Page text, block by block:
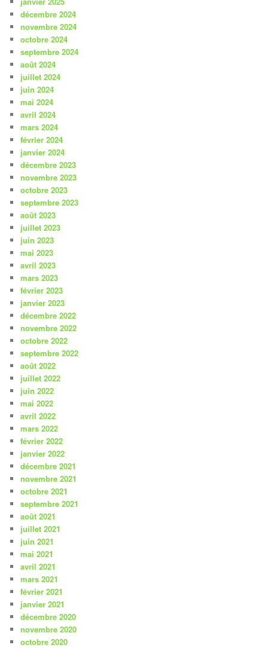
décembre 2024
novembre 2024
octobre 2024
septembre 2024
août 2024
juillet 2024
juin 2024
mai 2024
avril 2024
mars 2024
février 2024
janvier 2024
décembre 2023
novembre 2023
octobre 2023
septembre 2023
août 2023
juillet 2023
juin 2023
mai 2023
avril 2023
mars 2023
février 2023
janvier 2023
décembre 2022
novembre 2022
octobre 2022
septembre 2022
août 2022
juillet 2022
juin 2022
mai 2022
avril 2022
mars 2022
février 2022
janvier 2022
décembre 2021
novembre 2021
octobre 2021
septembre 2021
août 2021
juillet 2021
juin 2021
mai 2021
avril 2021
mars 2021
février 2021
janvier 2021
décembre 2020
novembre 2020
octobre 2020